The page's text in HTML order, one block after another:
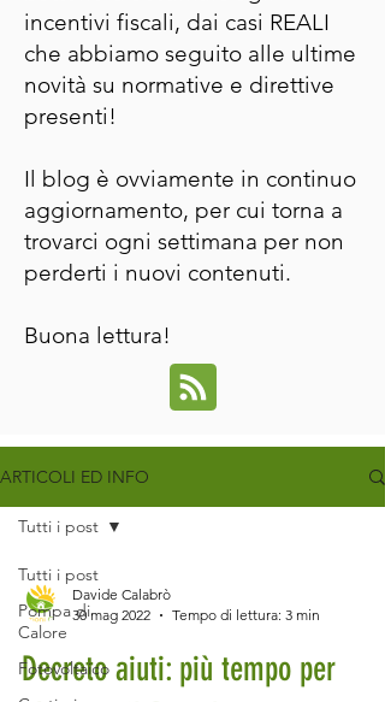
incentivi fiscali, dai casi REALI
che abbiamo seguito alle ultime
novità su normative e direttive
presenti!
Il blog è ovviamente in continuo
aggiornamento, per cui torna a
trovarci ogni settimana per non
perderti i nuovi contenuti.
Buona lettura!
ARTICOLI ED INFO
Tutti i post
Pompa di
Calore
Fotovoltaico
Tutti i post
Davide Calabrò
30 mag 2022
Tempo di lettura: 3 min
Decreto aiuti: più tempo per